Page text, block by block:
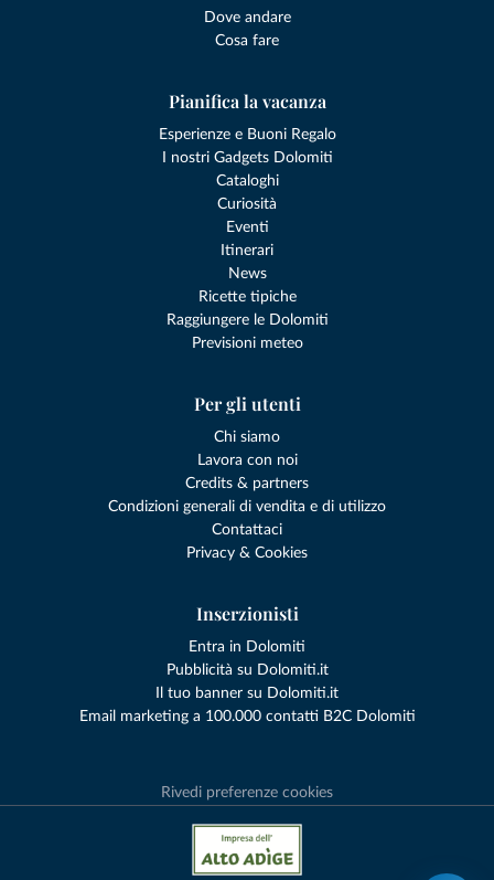
Dove andare
Cosa fare
Pianifica la vacanza
Esperienze e Buoni Regalo
I nostri Gadgets Dolomiti
Cataloghi
Curiosità
Eventi
Itinerari
News
Ricette tipiche
Raggiungere le Dolomiti
Previsioni meteo
Per gli utenti
Chi siamo
Lavora con noi
Credits & partners
Condizioni generali di vendita e di utilizzo
Contattaci
Privacy & Cookies
Inserzionisti
Entra in Dolomiti
Pubblicità su Dolomiti.it
Il tuo banner su Dolomiti.it
Email marketing a 100.000 contatti B2C Dolomiti
Rivedi preferenze cookies